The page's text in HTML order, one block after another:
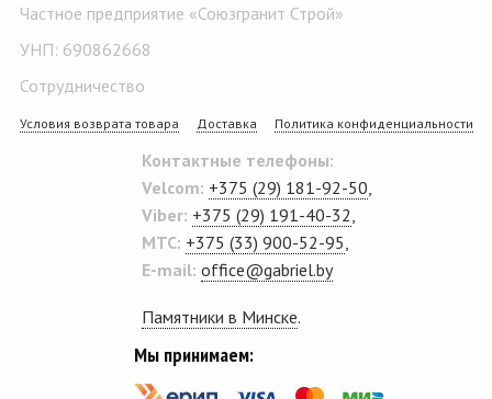
Частное предприятие «Союзгранит Строй»
УНП: 690862668
Сотрудничество
Условия возврата товара Доставка Политика конфиденциальности
Контактные телефоны:
Velcom: +375 (29) 181-92-50
Viber: +375 (29) 191-40-32
MTC: +375 (33) 900-52-95
E-mail: office@gabriel.by
Памятники в Минске.
Мы принимаем: